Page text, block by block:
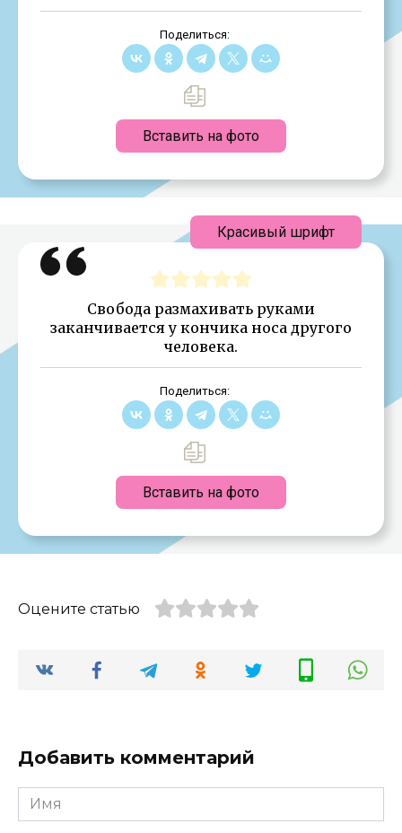
Поделиться:
Вставить на фото
Свобода размахивать руками
заканчивается у кончика носа другого
человека.
Поделиться:
Вставить на фото
Красивый шрифт
Оцените статью
Добавить комментарий
Имя
*